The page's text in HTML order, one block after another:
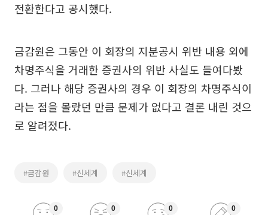
전환한다고 공시했다.
금감원은 그동안 이 회장의 지분공시 위반 내용 외에
차명주식을 거래한 증권사의 위반 사실도 들여다봤
다. 그러나 해당 증권사의 경우 이 회장의 차명주식이
라는 점을 몰랐던 만큼 문제가 없다고 결론 내린 것으
로 알려졌다.
#금감원 #신세계 #신세계
0 0 0 0